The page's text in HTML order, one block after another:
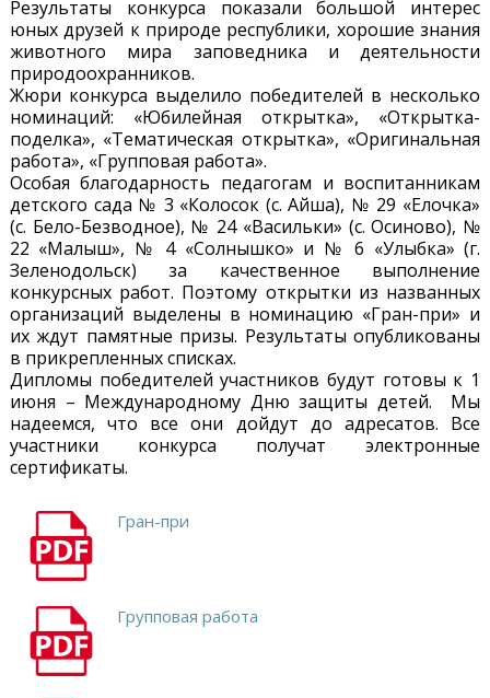
Результаты конкурса показали большой интерес
юных друзей к природе республики, хорошие знания
животного мира заповедника и деятельности
природоохранников.
Жюри конкурса выделило победителей в несколько
номинаций: «Юбилейная открытка», «Открытка-
поделка», «Тематическая открытка», «Оригинальная
работа», «Групповая работа».
Особая благодарность педагогам и воспитанникам
детского сада № 3 «Колосок (с. Айша), № 29 «Елочка»
(с. Бело-Безводное), № 24 «Васильки» (с. Осиново), №
22 «Малыш», № 4 «Солнышко» и № 6 «Улыбка» (г.
Зеленодольск) за качественное выполнение
конкурсных работ. Поэтому открытки из названных
организаций выделены в номинацию «Гран-при» и
их ждут памятные призы. Результаты опубликованы
в прикрепленных списках.
Дипломы победителей участников будут готовы к 1
июня – Международному Дню защиты детей.
Мы
надеемся, что все они дойдут до адресатов. Все
участники конкурса получат электронные
сертификаты.
Гран-при
Групповая работа